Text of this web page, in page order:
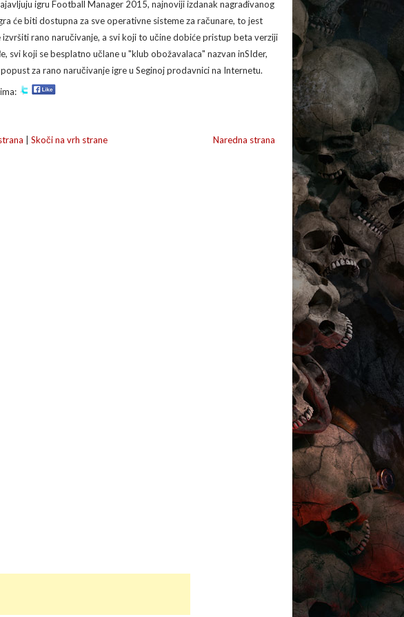
igru Football Manager 2015, najnoviji izdanak nagrađivanog
će biti dostupna za sve operativne sisteme za računare, to jest
rano naručivanje, a svi koji to učine dobiće pristup beta verziji
svi koji se besplatno učlane u "klub obožavalaca" nazvan inSIder,
za rano naručivanje igre u Seginoj prodavnici na Internetu.
Naredna strana
Skoči na vrh strane